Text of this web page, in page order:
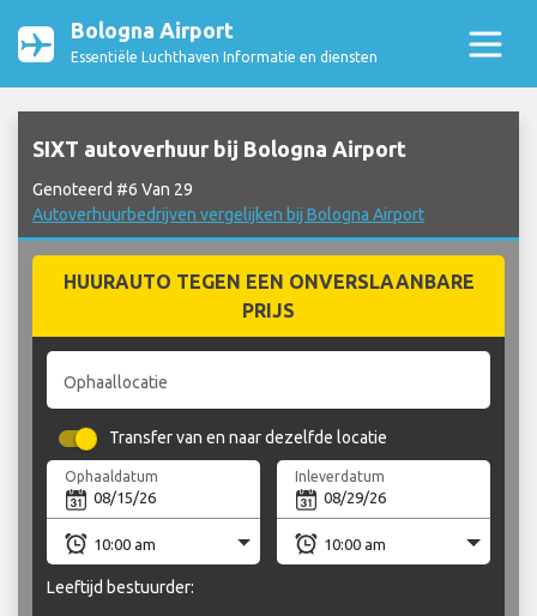
Bologna Airport
Essentiële Luchthaven Informatie en diensten
SIXT autoverhuur bij Bologna Airport
Genoteerd #6 Van 29
Autoverhuurbedrijven vergelijken bij Bologna Airport
HUURAUTO TEGEN EEN ONVERSLAANBARE
PRIJS
Ophaallocatie
Transfer van en naar dezelfde locatie
Ophaaldatum Inleverdatum
Leeftijd bestuurder: